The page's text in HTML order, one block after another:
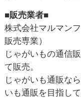
■販売業者■
株式会社マルマン
販売専業）
じゃがいもの通信
て販売。
じゃがいも通販な
いも通販を目指して